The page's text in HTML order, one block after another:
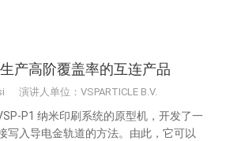
产高阶覆盖率的互连产品
演讲人单位：VSPARTICLE B.V.
P1 纳米印刷系统的原型机，开发了一
写入导电金轨道的方法。由此，它可以